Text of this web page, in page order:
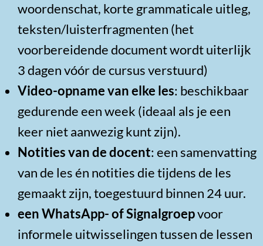
woordenschat, korte grammaticale uitleg,
teksten/luisterfragmenten (het
voorbereidende document wordt uiterlijk
3 dagen vóór de cursus verstuurd)
Video-opname van elke les: beschikbaar
gedurende een week (ideaal als je een
keer niet aanwezig kunt zijn).
Notities van de docent: een samenvatting
van de les én notities die tijdens de les
gemaakt zijn, toegestuurd binnen 24 uur.
een WhatsApp- of Signalgroepvoor
informele uitwisselingen tussen de lessen